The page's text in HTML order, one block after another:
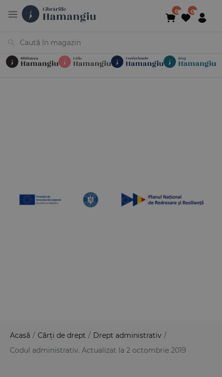
Acasă / Cărți de drept / Drept administrativ /
Codul administrativ. Actualizat la 2 octombrie 2019